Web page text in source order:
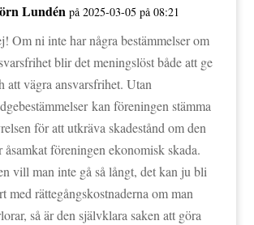
Lundén på 2025-03-05 på 08:21
Om ni inte har några bestämmelser om
blir det meningslöst både att ge
att vägra ansvarsfrihet. Utan
kan föreningen stämma
för att utkräva skadestånd om den
åsamkat föreningen ekonomisk skada.
vill man inte gå så långt, det kan ju bli
med rättegångskostnaderna om man
så är den självklara saken att göra